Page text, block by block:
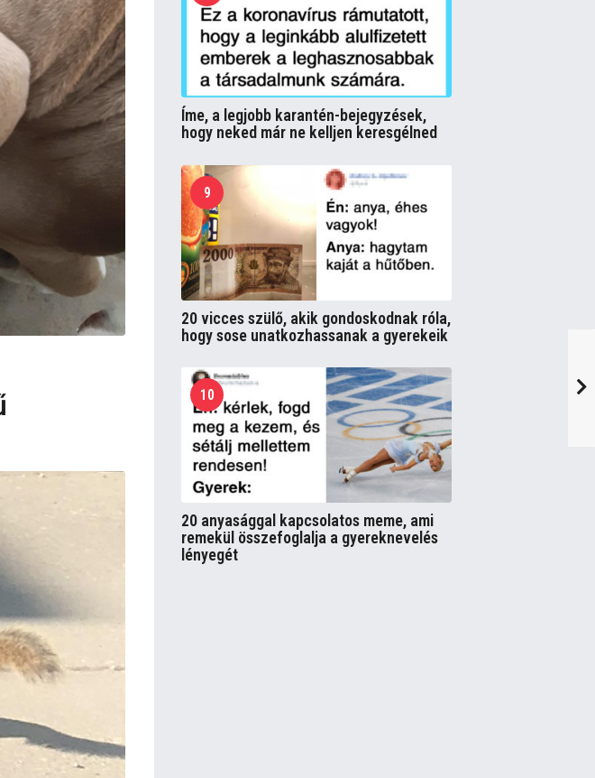
Íme, a legjobb karantén-bejegyzések,
hogy neked már ne kelljen keresgélned
9
20 vicces szülő, akik gondoskodnak róla,
hogy sose unatkozhassanak a gyerekeik
10
20 anyasággal kapcsolatos meme, ami
remekül összefoglalja a gyereknevelés
lényegét